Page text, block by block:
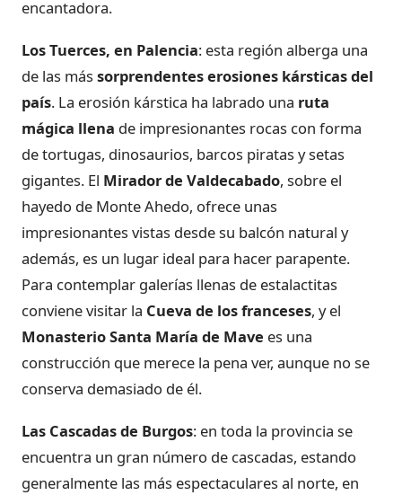
encantadora.
Los Tuerces, en Palencia: esta región alberga una
de las mássorprendentes erosiones kársticas del
país. La erosión kárstica ha labrado una ruta
mágica llena de impresionantes rocas con forma
de tortugas, dinosaurios, barcos piratas y setas
gigantes. El Mirador de Valdecabado, sobre el
hayedo de Monte Ahedo, ofrece unas
impresionantes vistas desde su balcón natural y
además, es un lugar ideal para hacer parapente.
Para contemplar galerías llenas de estalactitas
conviene visitar la Cueva de los franceses, y el
Monasterio Santa María de Mave es una
construcción que merece la pena ver, aunque no se
conserva demasiado de él.
Las Cascadas de Burgos: en toda la provincia se
encuentra un gran número de cascadas, estando
generalmente las más espectaculares al norte, en